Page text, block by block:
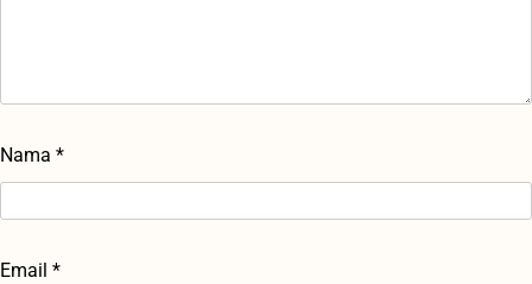
Nama *
Email *